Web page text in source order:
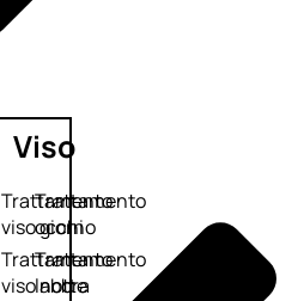
Viso
Trattamento
viso giorno
Trattamento
viso notte
Trattamento
occhi
Trattamento
labbra